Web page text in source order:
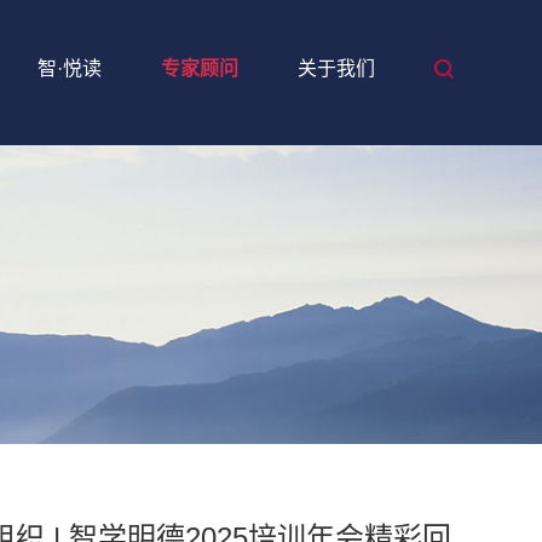
智·悦读 专家顾问 关于我们